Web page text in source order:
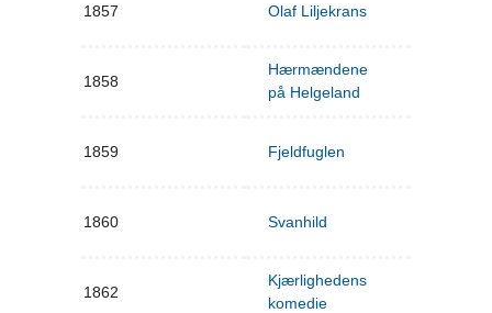
1857 Olaf Liljekrans
1858
Hærmændene
på Helgeland
1859 Fjeldfuglen
1860 Svanhild
1862
Kjærlighedens
komedie